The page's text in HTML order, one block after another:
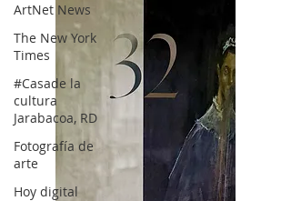
ArtNet News
The New York
Times
#Casade la
cultura
Jarabacoa, RD
Fotografía de
arte
Hoy digital